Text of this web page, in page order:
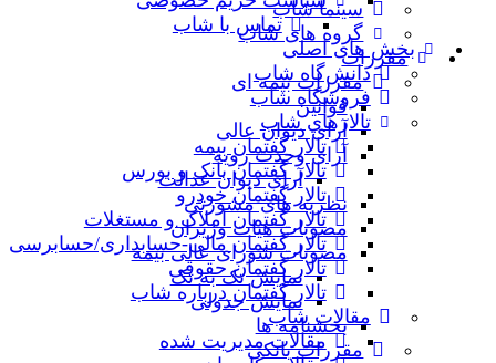
سینما شاب
گروه های شاب
مقررات
مقررات بیمه ای
قوانین
آرای دیوان عالی
آرای وحدت رویه
آرای دیوان عدالت
نظریه‌ های مشورتی
مصوبات هیات وزیران
مصوبات شورای عالی بیمه
نمایش تک به تک
نمایش جدولی
بخشنامه ها
مقررات بانکی
تماس با شاب
بخش های اصلی
دانش‌گاه شاب
فروشگاه شاب
تالارهاي شاب
تالار گفتمان بیمه
تالار گفتمان بانک و بورس
تالار گفتمان خودرو
تالار گفتمان املاک و مستغلات
تالار گفتمان مالی-حسابداری/حسابرسی
تالار گفتمان حقوقی
تالار گفتمان درباره شاب
مقالات شاب
مقالات مدیریت شده